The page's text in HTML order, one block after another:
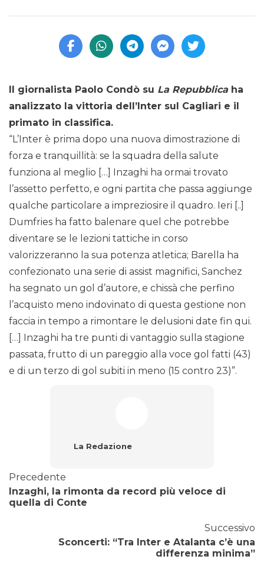
ll giornalista Paolo Condò su La Repubblicaha
analizzato la vittoria dell’Inter sul Cagliari e il
primato in classifica.
“L’Inter è prima dopo una nuova dimostrazione di
forza e tranquillità: se la squadra della salute
funziona al meglio […] Inzaghi ha ormai trovato
l’assetto perfetto, e ogni partita che passa aggiunge
qualche particolare a impreziosire il quadro. Ieri [..]
Dumfries ha fatto balenare quel che potrebbe
diventare se le lezioni tattiche in corso
valorizzeranno la sua potenza atletica; Barella ha
confezionato una serie di assist magnifici, Sanchez
ha segnato un gol d’autore, e chissà che perfino
l’acquisto meno indovinato di questa gestione non
faccia in tempo a rimontare le delusioni date fin qui.
[…] Inzaghi ha tre punti di vantaggio sulla stagione
passata, frutto di un pareggio alla voce gol fatti (43)
e di un terzo di gol subiti in meno (15 contro 23)”.
La Redazione
Precedente
Inzaghi, la rimonta da record più veloce di
quella di Conte
Successivo
Sconcerti: “Tra Inter e Atalanta c’è una
differenza minima”